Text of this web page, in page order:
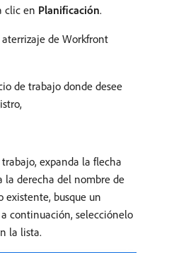
clic en Planificación.
de Workfront
de trabajo donde desee
expanda la flecha
la derecha del nombre de
existente, busque un
continuación, selecciónelo
la lista.